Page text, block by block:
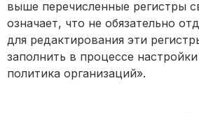
выше перечисленные регистры
означает, что не обязательно
для редактирования эти
заполнить в процессе настройки
политика организаций».